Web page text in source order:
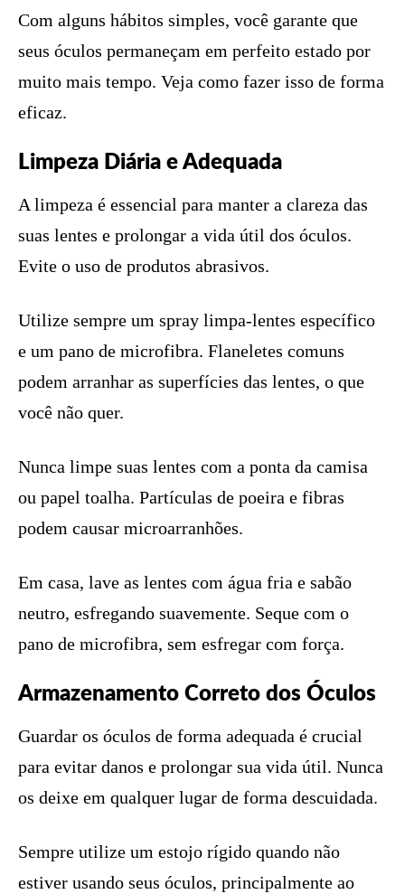
Com alguns hábitos simples, você garante que
seus óculos permaneçam em perfeito estado por
muito mais tempo. Veja como fazer isso de forma
eficaz.
Limpeza Diária e Adequada
A limpeza é essencial para manter a clareza das
suas lentes e prolongar a vida útil dos óculos.
Evite o uso de produtos abrasivos.
Utilize sempre um spray limpa-lentes específico
e um pano de microfibra. Flaneletes comuns
podem arranhar as superfícies das lentes, o que
você não quer.
Nunca limpe suas lentes com a ponta da camisa
ou papel toalha. Partículas de poeira e fibras
podem causar microarranhões.
Em casa, lave as lentes com água fria e sabão
neutro, esfregando suavemente. Seque com o
pano de microfibra, sem esfregar com força.
Armazenamento Correto dos Óculos
Guardar os óculos de forma adequada é crucial
para evitar danos e prolongar sua vida útil. Nunca
os deixe em qualquer lugar de forma descuidada.
Sempre utilize um estojo rígido quando não
estiver usando seus óculos, principalmente ao